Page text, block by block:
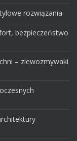
rozwiązania
bezpieczeństwo
– zlewozmywaki